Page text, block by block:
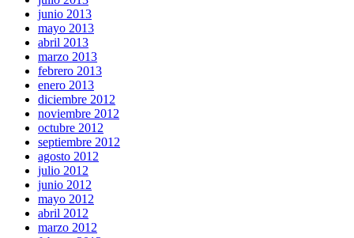
junio 2013
mayo 2013
abril 2013
marzo 2013
febrero 2013
enero 2013
diciembre 2012
noviembre 2012
octubre 2012
septiembre 2012
agosto 2012
julio 2012
junio 2012
mayo 2012
abril 2012
marzo 2012